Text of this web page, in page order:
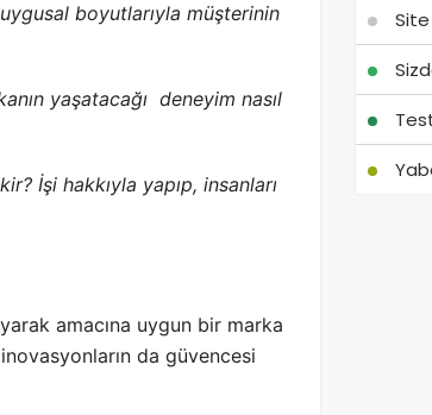
boyutlarıyla müşterinin
yaşatacağı deneyim nasıl
İşi hakkıyla yapıp, insanları
amacına uygun bir marka
da güvencesi
Site